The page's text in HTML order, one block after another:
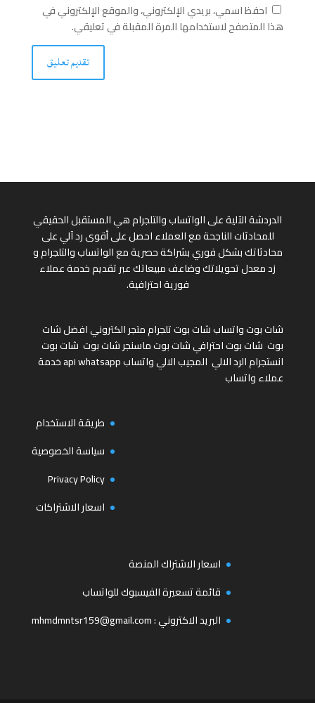
احفظ اسمي، بريدي الإلكتروني، والموقع الإلكتروني في
هذا المتصفح لاستخدامها المرة المقبلة في تعليقي.
الدردشة الآلية على الواتساب والتلجرام هي المستقبل الحقيقي
للمحادثات الناجحة مع العملاء احصل على أقوى رد آلي على
محادثاتك بشكل فوري بشراكة حصرية مع الواتساب والتلجرام و
زد معدل تحويلاتك وضاعف مبيعاتك عبر تقديم خدمة عملاء
فورية احترافية.
شات بوت واتسابشات بوت تلجراممتجر الكترونيافضل شات
بوت شات بوت احترافيشات بوت ماسنجرشات بوت شات بوت
انستجرامالرد الالي المجيب الالي واتسابapi whatsappخدمة
عملاء واتساب
طريقة الاستخدام
سياسة الخصوصية
Privacy Policy
اسعار الاشتراكات
اسعار الاشتراك المنصة
قائمة تسعيرة الفيسبوك للواتساب
البريد الاكتروني :mhmdmntsr159@gmail.com